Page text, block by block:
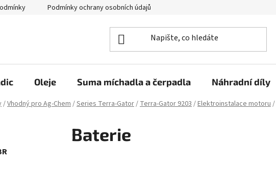
Podmínky ochrany osobních údajů
Oleje Suma míchadla a čerpadla Náhradní díly
/Vhodný pro Ag-Chem/Series Terra-Gator/Terra-Gator 9203/Elektroinstalace motoru/
Baterie